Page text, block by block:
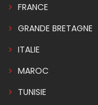
FRANCE
GRANDE BRETAGNE
ITALIE
MAROC
TUNISIE